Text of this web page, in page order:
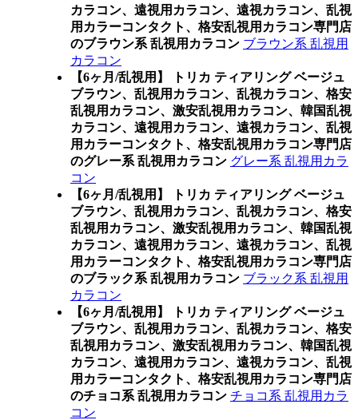
カラコン、遠視用カラコン、遠視カラコン、乱視
用カラーコンタクト、格安乱視用カラコン専門店
のブラウン系 乱視用カラコン ブラウン系 乱視用
カラコン
【6ヶ月/乱視用】 トリカ ティアリング ベージュ
ブラウン、乱視用カラコン、乱視カラコン、格安
乱視用カラコン、激安乱視用カラコン、韓国乱視
カラコン、遠視用カラコン、遠視カラコン、乱視
用カラーコンタクト、格安乱視用カラコン専門店
のグレー系 乱視用カラコン グレー系 乱視用カラ
コン
【6ヶ月/乱視用】 トリカ ティアリング ベージュ
ブラウン、乱視用カラコン、乱視カラコン、格安
乱視用カラコン、激安乱視用カラコン、韓国乱視
カラコン、遠視用カラコン、遠視カラコン、乱視
用カラーコンタクト、格安乱視用カラコン専門店
のブラック系 乱視用カラコン ブラック系 乱視用
カラコン
【6ヶ月/乱視用】 トリカ ティアリング ベージュ
ブラウン、乱視用カラコン、乱視カラコン、格安
乱視用カラコン、激安乱視用カラコン、韓国乱視
カラコン、遠視用カラコン、遠視カラコン、乱視
用カラーコンタクト、格安乱視用カラコン専門店
のチョコ系 乱視用カラコン チョコ系 乱視用カラ
コン